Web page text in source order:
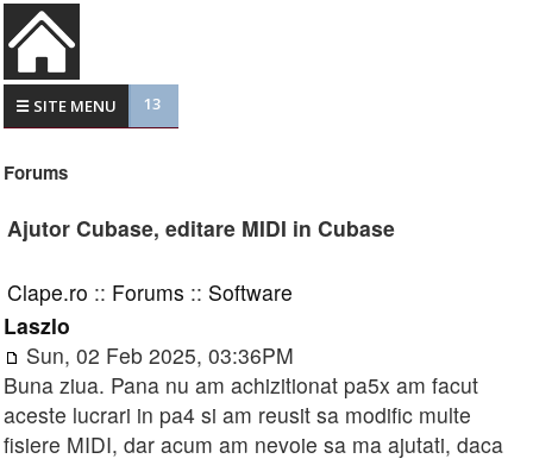
☰ SITE MENU 13
Forums
Ajutor Cubase, editare MIDI in Cubase
Clape.ro :: Forums :: Software
Laszlo
Sun, 02 Feb 2025, 03:36PM
Buna ziua. Pana nu am achizitionat pa5x am facut
aceste lucrari in pa4 si am reusit sa modific multe
fisiere MIDI, dar acum am nevoie sa ma ajutati, daca